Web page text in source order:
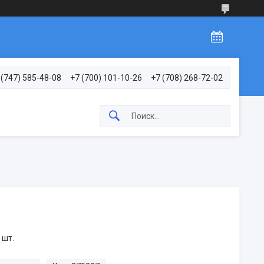
(747) 585-48-08 +7 (700) 101-10-26 +7 (708) 268-72-02